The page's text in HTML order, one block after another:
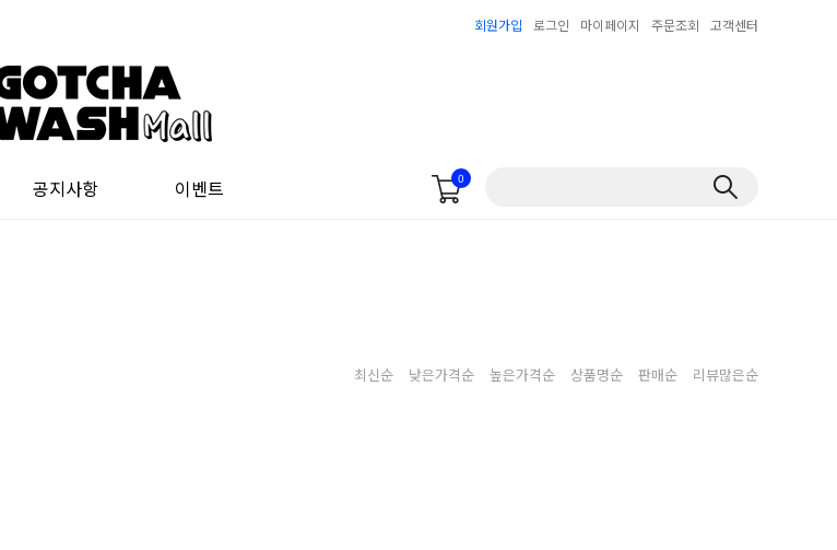
회원가입 로그인 마이페이지 주문조회 고객센터
공지사항 이벤트 0
최신순 낮은가격순 높은가격순 상품명순 판매순 리뷰많은순